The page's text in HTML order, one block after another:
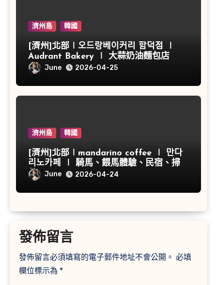
濟州島 韓國
[濟州]北部∣오드랑베이커리 함덕점 ∣
Audrant Bakery ∣ 大蒜奶油麵包店
June 2026-04-25
濟州島 韓國
[濟州]北部∣mandarino coffee ∣ 만다
리노카페 ∣ 騎馬、餵馬體驗、民宿、掃帚
草
June 2026-04-24
發佈留言
發佈留言必須填寫的電子郵件地址不會公開。 必填
欄位標示為 *